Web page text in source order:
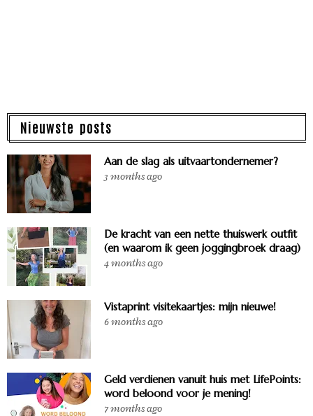
Nieuwste posts
Aan de slag als uitvaartondernemer?
3 months ago
De kracht van een nette thuiswerk outfit
(en waarom ik geen joggingbroek draag)
4 months ago
Vistaprint visitekaartjes: mijn nieuwe!
6 months ago
Geld verdienen vanuit huis met LifePoints:
word beloond voor je mening!
7 months ago